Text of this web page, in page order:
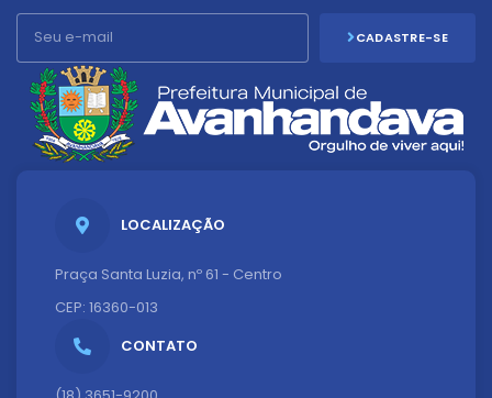
LOCALIZAÇÃO
Praça Santa Luzia, nº 61 - Centro
CEP: 16360-013
CONTATO
CADASTRE-SE